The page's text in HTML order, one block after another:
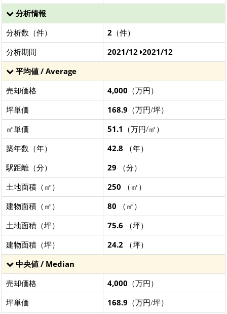
分析情報
分析数（件）
2 （件）
分析期間
2021/12 2021/12
平均値 / Average
売却価格
4,000 （万円）
坪単価
168.9 （万円/坪）
㎡単価
51.1 （万円/㎡）
築年数（年）
42.8 （年）
駅距離（分）
29 （分）
土地面積（㎡）
250 （㎡）
建物面積（㎡）
80 （㎡）
土地面積（坪）
75.6 （坪）
建物面積（坪）
24.2 （坪）
中央値 / Median
売却価格
4,000 （万円）
坪単価
168.9 （万円/坪）